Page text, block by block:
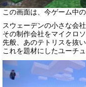
この画面は、今ゲーム中
スウェーデンの小さな会
その制作会社をマイクロ
先般、あのテトリスを抜
これを題材にしたユーチ